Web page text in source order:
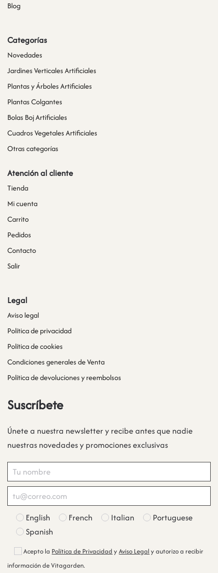
Blog
Categorías
Novedades
Jardines Verticales Artificiales
Plantas y Árboles Artificiales
Plantas Colgantes
Bolas Boj Artificiales
Cuadros Vegetales Artificiales
Otras categorías
Atención al cliente
Tienda
Mi cuenta
Carrito
Pedidos
Contacto
Salir
Legal
Aviso legal
Política de privacidad
Política de cookies
Condiciones generales de Venta
Política de devoluciones y reembolsos
Suscríbete
Únete a nuestra newsletter y recibe antes que nadie
nuestras novedades y promociones exclusivas
English French Italian
Portuguese
Spanish
Acepto la Política de Privacidad yAviso Legal y autorizo a recibir
información de Vitagarden.